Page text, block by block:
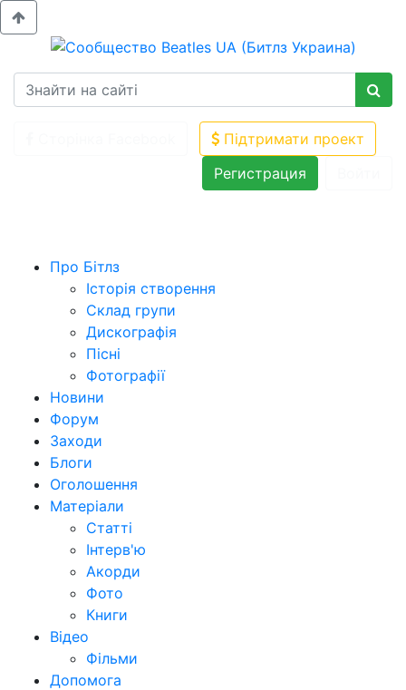
Підтримати проект
Регистрация
Про Бітлз
Історія створення
Склад групи
Дискографія
Пісні
Фотографії
Новини
Форум
Заходи
Блоги
Оголошення
Матеріали
Статті
Інтерв'ю
Акорди
Фото
Книги
Відео
Фільми
Допомога